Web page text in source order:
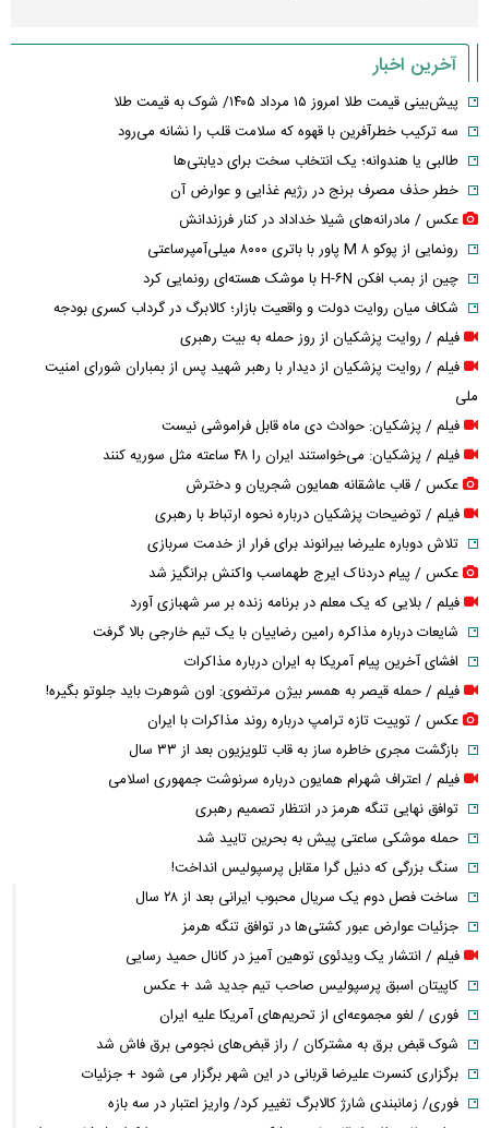
آخرین اخبار
پیش‌بینی قیمت طلا امروز ۱۵ مرداد ۱۴۰۵/ شوک به قیمت طلا
سه ترکیب خطرآفرین با قهوه که سلامت قلب را نشانه می‌رود
طالبی یا هندوانه؛ یک انتخاب سخت برای دیابتی‌ها
خطر حذف مصرف برنج در رژیم غذایی و عوارض آن
عکس / مادرانه‌های شیلا خداداد در کنار فرزندانش
رونمایی از پوکو M ۸ پاور با باتری ۸۰۰۰ میلی‌آمپرساعتی
چین از بمب افکن H-۶N با موشک هسته‌ای رونمایی کرد
شکاف میان روایت دولت و واقعیت بازار؛ کالابرگ در گرداب کسری بودجه
فیلم / روایت پزشکیان از روز حمله به بیت رهبری
فیلم / روایت پزشکیان از دیدار با رهبر شهید پس از بمباران شورای امنیت
ملی
فیلم / پزشکیان: حوادث دی ماه قابل فراموشی نیست
فیلم / پزشکیان: می‌خواستند ایران را ۴۸ ساعته مثل سوریه کنند
عکس / قاب عاشقانه همایون شجریان و دخترش
فیلم / توضیحات پزشکیان درباره نحوه ارتباط با رهبری
تلاش دوباره علیرضا بیرانوند برای فرار از خدمت سربازی
عکس / پیام دردناک ایرج طهماسب واکنش برانگیز شد
فیلم / بلایی که یک معلم در برنامه زنده بر سر شهبازی آورد
شایعات درباره مذاکره رامین رضاییان با یک تیم خارجی بالا گرفت
افشای آخرین پیام آمریکا به ایران درباره مذاکرات
فیلم / حمله قیصر به همسر بیژن مرتضوی: اون شوهرت باید جلوتو بگیره!
عکس / توییت تازه ترامپ درباره روند مذاکرات با ایران
بازگشت مجری خاطره ساز به قاب تلویزیون بعد از ۳۳ سال
فیلم / اعتراف شهرام همایون درباره سرنوشت جمهوری اسلامی
توافق نهایی تنگه هرمز در انتظار تصمیم رهبری
حمله موشکی ساعتی پیش به بحرین تایید شد
سنگ بزرگی که دنیل گرا مقابل پرسپولیس انداخت!
ساخت فصل دوم یک سریال محبوب ایرانی بعد از ۲۸ سال
جزئیات عوارض عبور کشتی‌ها در توافق تنگه هرمز
فیلم / انتشار یک ویدئوی توهین آمیز در کانال حمید رسایی
کاپیتان اسبق پرسپولیس صاحب تیم جدید شد + عکس
فوری / لغو مجموعه‌ای از تحریم‌های آمریکا علیه ایران
شوک قبض برق به مشترکان / راز قبض‌های نجومی برق فاش شد
برگزاری کنسرت علیرضا قربانی در این شهر برگزار می شود + جزئیات
فوری/ زمانبندی شارژ کالابرگ تغییر کرد/ واریز اعتبار در سه بازه